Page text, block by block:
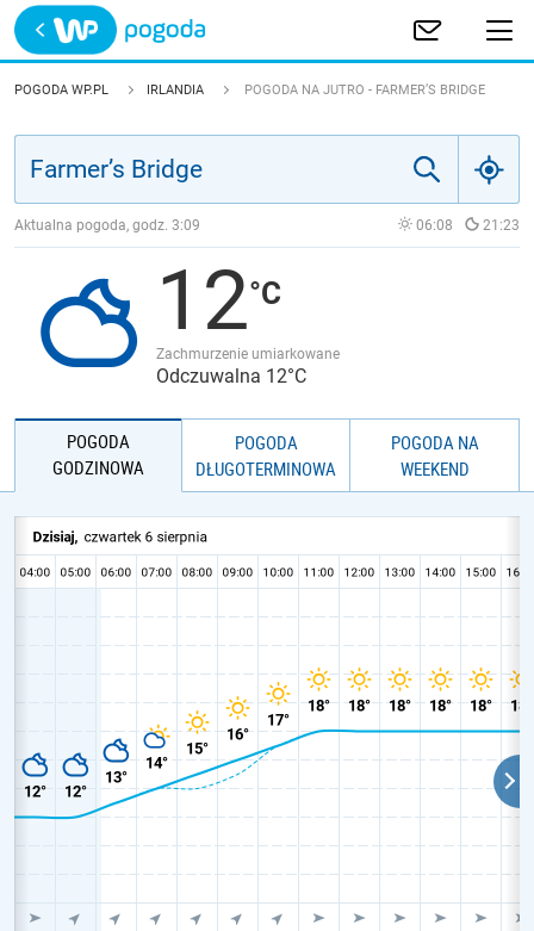
Trwa ładowanie
POLSKA
JAKOŚĆ POWIETRZA
POGODA WP.PL IRLANDIA POGODA NA JUTRO - FARMER’S BRIDGE
Aktualna pogoda, godz. 3:09 06:08 21:23
12
Zachmurzenie umiarkowane
Odczuwalna 12°C
POGODA
GODZINOWA
POGODA
DŁUGOTERMINOWA
POGODA NA
WEEKEND